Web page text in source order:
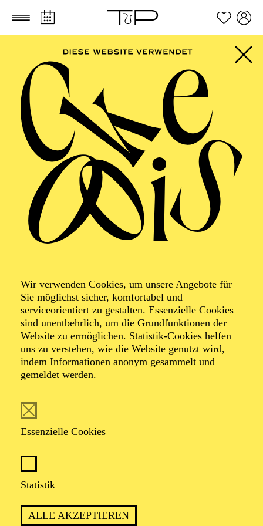
Zum Hauptinhalt springen Zum Footer springen
Wir verwenden Cookies, um unsere Angebote für
Sie möglichst sicher, komfortabel und
serviceorientiert zu gestalten. Essenzielle Cookies
sind unentbehrlich, um die Grundfunktionen der
Website zu ermöglichen. Statistik-Cookies helfen
uns zu verstehen, wie die Website genutzt wird,
indem Informationen anonym gesammelt und
gemeldet werden.
Essenzielle Cookies
Statistik
ALLE AKZEPTIEREN
Savina Kationi
Dramaturgie
Seit der Spielzeit 2022/2023 ist Savina Kationi als
Dramaturgin am Aalto-Theater Essen engagiert. Zuvor
Konzertdramaturgin am Festival junger Künstler
Bayreuth und als Dramaturgieassistentin am Luzerner
Theater tätig. Bereits während des Studiums der